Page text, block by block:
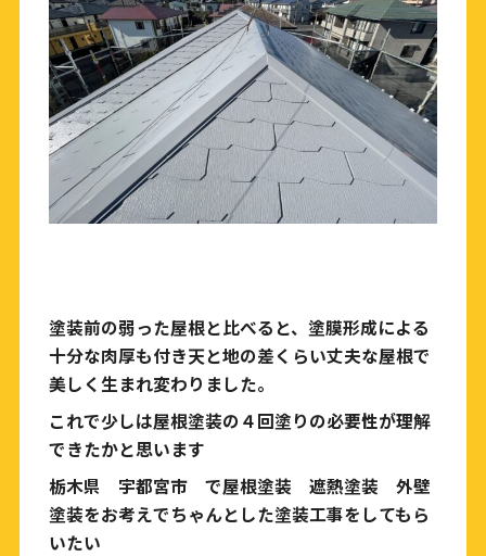
塗装前の弱った屋根と比べると、塗膜形成による
十分な肉厚も付き天と地の差くらい丈夫な屋根で
美しく生まれ変わりました。
これで少しは屋根塗装の４回塗りの必要性が理解
できたかと思います
栃木県 宇都宮市 で屋根塗装 遮熱塗装 外壁
塗装をお考えでちゃんとした塗装工事をしてもら
いたい